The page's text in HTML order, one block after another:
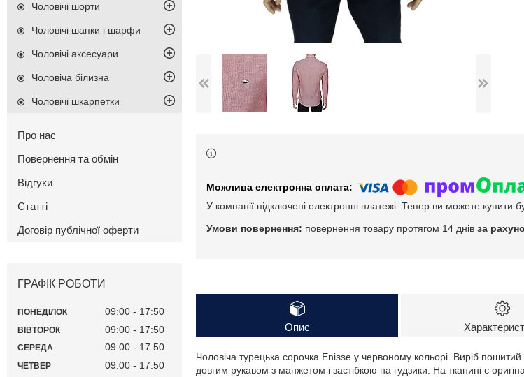
У компанії підключені електронні платежі. Тепер ви можете купити
повернення товару протягом 14 днів за
Опис
Чоловіча турецька сорочка Еnisse у червоному кольорі. Виріб
довгим рукавом з манжетом і застібкою на гудзики. На тканині є
Чоловічі шорти
Чоловічі шапки і шарфи
Чоловічі аксесуари
Чоловіча білизна
Чоловічі шкарпетки
Про нас
Повернення та обмін
Відгуки
Статті
Договір публічної оферти
ГРАФІК РОБОТИ
ПОНЕДІЛОК 09:00 17:50
ВІВТОРОК 09:00 17:50
СЕРЕДА 09:00 17:50
ЧЕТВЕР 09:00 17:50